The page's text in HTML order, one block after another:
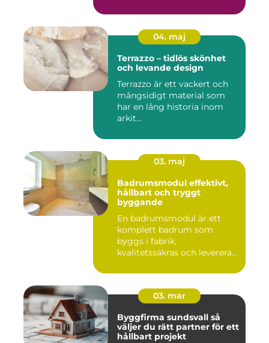
04. maj
Terrazzo – tidlös skönhet
och levande design
Terrazzo är ett vackert och
mångsidigt material som
har en lång historia inom
arkit...
03. maj
Badrumsmodul effektivt,
hållbart och tryggt
byggande
En badrumsmodul är ett
komplett badrum som
byggs i fabrik,
kvalitetssäkras och levereras
03. mar
Byggfirma sundsvall så
väljer du rätt partner för ett
hållbart projekt